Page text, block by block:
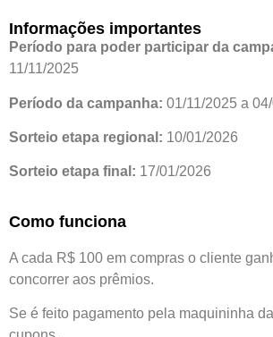
Informações importantes
Período para poder participar da
11/11/2025
Período da campanha: 01/11/2025 a
Sorteio etapa regional: 10/01/2026
Sorteio etapa final: 17/01/2026
Como funciona
A cada R$ 100 em compras o cliente
concorrer aos prêmios.
Se é feito pagamento pela maquininha